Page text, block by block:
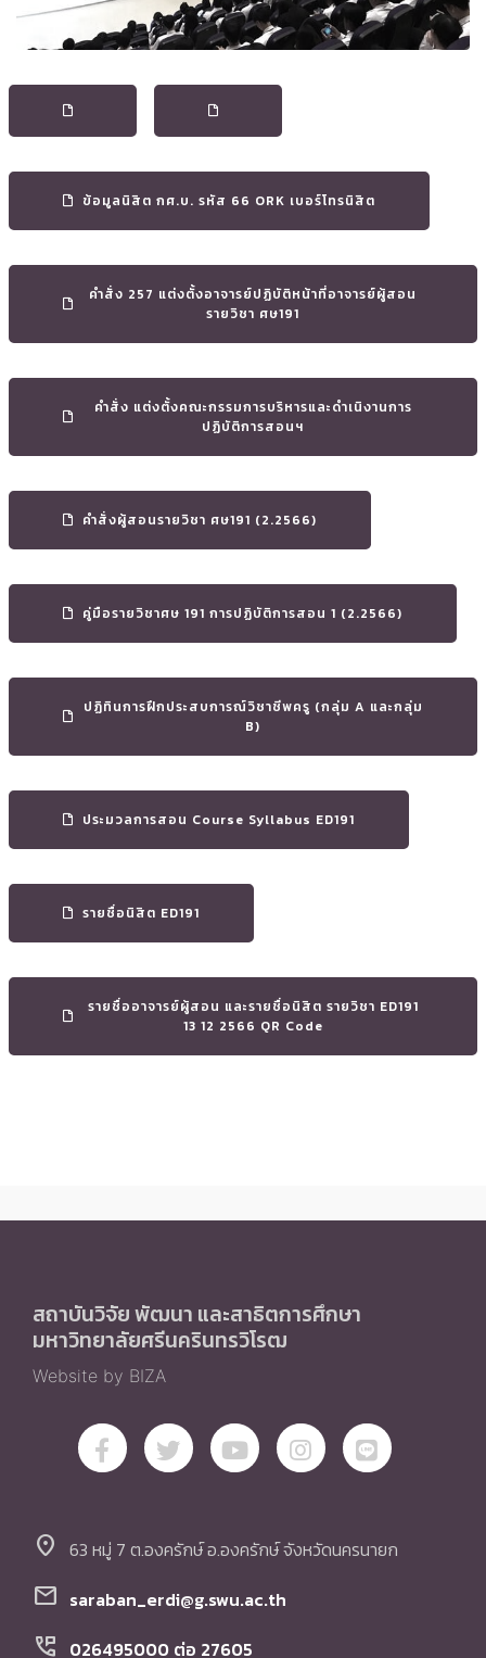
ข้อมูลนิสิต กศ.บ. รหัส 66 ORK เบอร์โทรนิสิต
คำสั่ง 257 แต่งตั้งอาจารย์ปฏิบัติหน้าที่อาจารย์ผู้สอน
รายวิชา ศษ191
คำสั่ง แต่งตั้งคณะกรรมการบริหารและดําเนิงานการ
ปฏิบัติการสอนฯ
คำสั่งผู้สอนรายวิชา ศษ191 (2.2566)
คู่มือรายวิชาศษ 191 การปฏิบัติการสอน 1 (2.2566)
ปฏิทินการฝึกประสบการณ์วิชาชีพครู (กลุ่ม A และกลุ่ม
B)
ประมวลการสอน Course Syllabus ED191
รายชื่อนิสิต ED191
รายชื่ออาจารย์ผู้สอน และรายชื่อนิสิต รายวิชา ED191
13 12 2566 QR Code
สถาบันวิจัย พัฒนา และสาธิตการศึกษา
มหาวิทยาลัยศรีนครินทรวิโรฒ
Website by BIZA
location_on 63 หมู่ 7 ต.องครักษ์ อ.องครักษ์ จังหวัดนครนายก
mail saraban_erdi@g.swu.ac.th
perm_phone_msg 026495000 ต่อ 27605